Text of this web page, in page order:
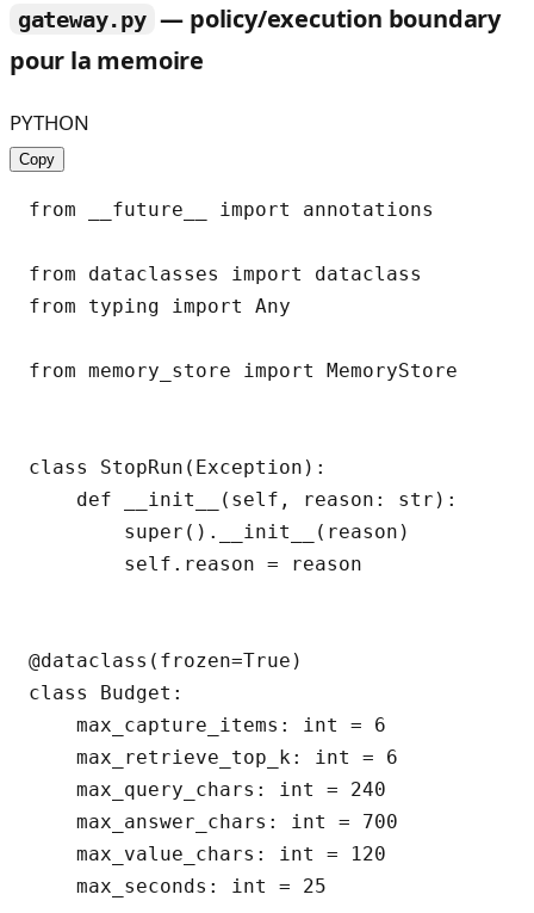
gateway.py — policy/execution boundary
pour la memoire
PYTHON
Copy
from __future__ import annotations
from dataclasses import dataclass
from typing import Any
from memory_store import MemoryStore
class StopRun(Exception):
    def __init__(self, reason: str):
        super().__init__(reason)
        self.reason = reason
@dataclass(frozen=True)
class Budget:
    max_capture_items: int = 6
    max_retrieve_top_k: int = 6
    max_query_chars: int = 240
    max_answer_chars: int = 700
    max_value_chars: int = 120
    max_seconds: int = 25